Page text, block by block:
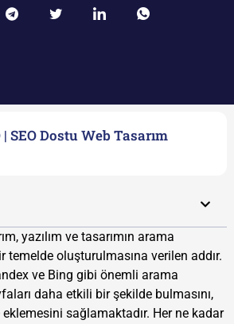
| SEO Dostu Web Tasarım
yazılım ve tasarımın arama
temelde oluşturulmasına verilen addır.
ve Bing gibi önemli arama
daha etkili bir şekilde bulmasını,
eklemesini sağlamaktadır. Her ne kadar